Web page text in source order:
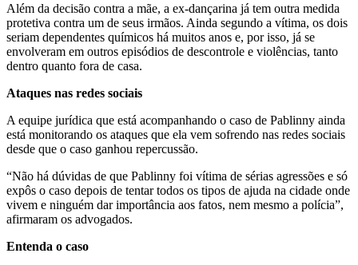
Além da decisão contra a mãe, a ex-dançarina já tem outra medida
protetiva contra um de seus irmãos. Ainda segundo a vítima, os dois
seriam dependentes químicos há muitos anos e, por isso, já se
envolveram em outros episódios de descontrole e violências, tanto
dentro quanto fora de casa.
Ataques nas redes sociais
A equipe jurídica que está acompanhando o caso de Pablinny ainda
está monitorando os ataques que ela vem sofrendo nas redes sociais
desde que o caso ganhou repercussão.
“Não há dúvidas de que Pablinny foi vítima de sérias agressões e só
expôs o caso depois de tentar todos os tipos de ajuda na cidade onde
vivem e ninguém dar importância aos fatos, nem mesmo a polícia”,
afirmaram os advogados.
Entenda o caso